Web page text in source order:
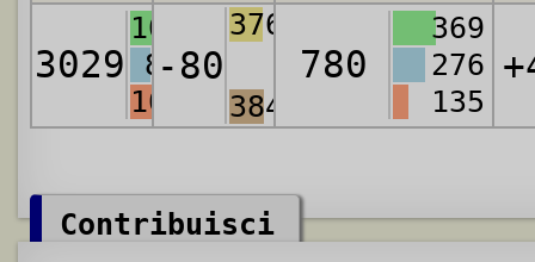
3029
1069
894
1066
-80
3767
3847
780
369
276
135
Contribuisci